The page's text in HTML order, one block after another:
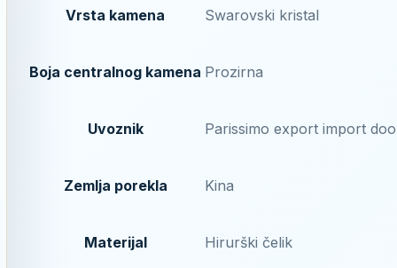
Vrsta kamena Swarovski kristal
Boja centralnog kamena Prozirna
Uvoznik Parissimo export import doo
Zemlja porekla Kina
Materijal Hirurški čelik